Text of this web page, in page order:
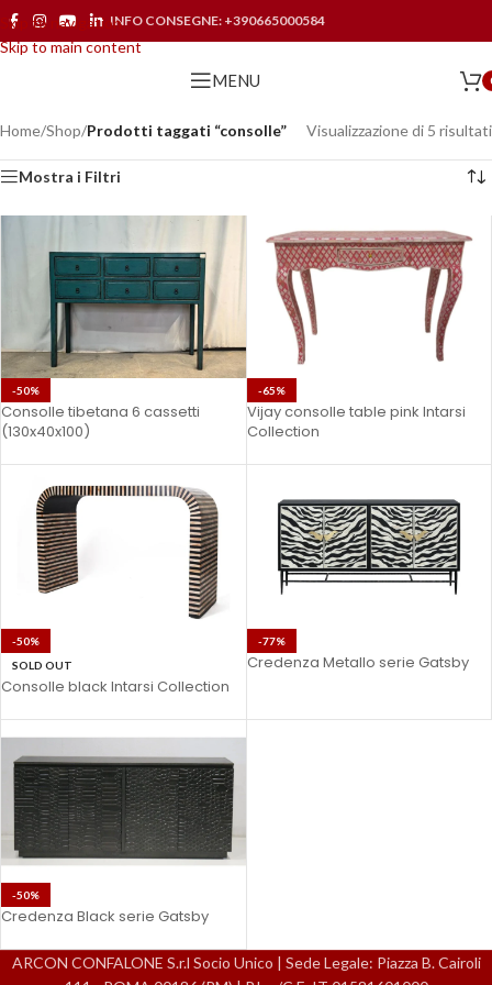
Skip to navigation
Skip to main content
INFO CONSEGNE: +390665000584
MENU
Home/Shop/Prodotti taggati “consolle” Visualizzazione di 5 risultati
Mostra i Filtri
-50%
Consolle tibetana 6 cassetti
(130x40x100)
-65%
Vijay consolle table pink Intarsi
Collection
-50%
SOLD OUT
Consolle black Intarsi Collection
-77%
Credenza Metallo serie Gatsby
-50%
Credenza Black serie Gatsby
ARCON CONFALONE S.r.l Socio Unico | Sede Legale: Piazza B. Cairoli